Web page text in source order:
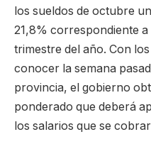
los sueldos de octubre
21,8% correspondiente
trimestre del año. Con
conocer la semana
provincia, el gobierno
ponderado que deberá
los salarios que se